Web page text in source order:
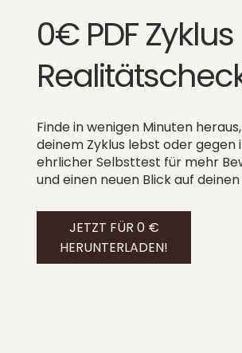
0€ PDF Zyklus
Finde in wenigen Minuten
deinem Zyklus lebst oder gegen
ehrlicher Selbsttest für mehr
und einen neuen Blick auf
JETZT FÜR 0 €
HERUNTERLADEN!